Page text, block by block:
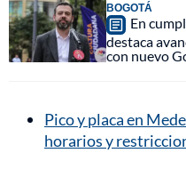
BOGOTÁ
En
destaca
con nuevo
Pico y placa en
horarios y